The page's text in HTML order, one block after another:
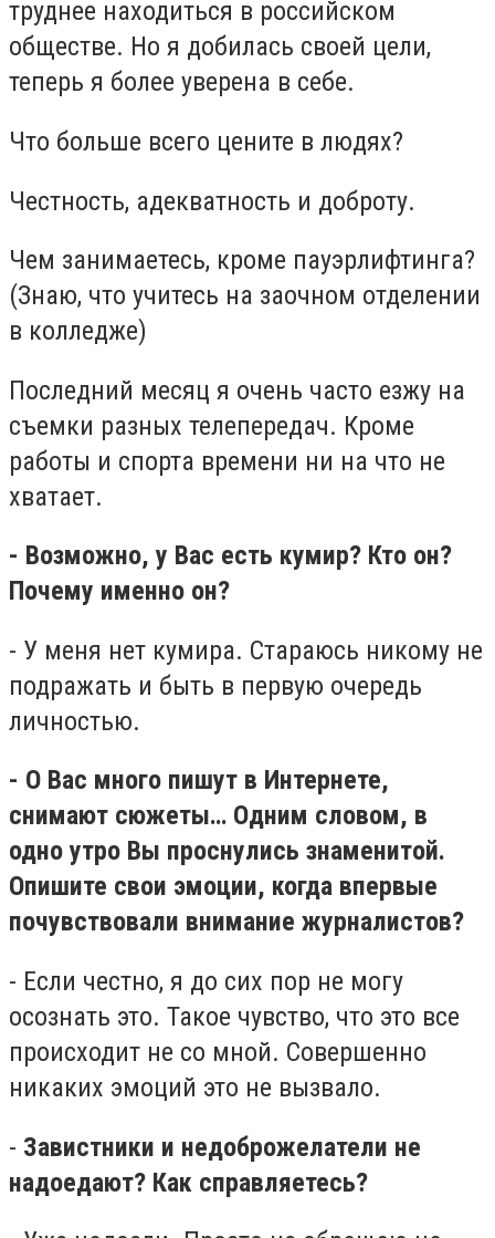
труднее находиться в российском
обществе. Но я добилась своей цели,
теперь я более уверена в себе.
Что больше всего цените в людях?
Честность, адекватность и доброту.
Чем занимаетесь, кроме пауэрлифтинга?
(Знаю, что учитесь на заочном отделении
в колледже)
Последний месяц я очень часто езжу на
съемки разных телепередач. Кроме
работы и спорта времени ни на что не
хватает.
- Возможно, у Вас есть кумир? Кто он?
Почему именно он?
- У меня нет кумира. Стараюсь никому не
подражать и быть в первую очередь
личностью.
- О Вас много пишут в Интернете,
снимают сюжеты… Одним словом, в
одно утро Вы проснулись знаменитой.
Опишите свои эмоции, когда впервые
почувствовали внимание журналистов?
- Если честно, я до сих пор не могу
осознать это. Такое чувство, что это все
происходит не со мной. Совершенно
никаких эмоций это не вызвало.
- Завистники и недоброжелатели не
надоедают? Как справляетесь?